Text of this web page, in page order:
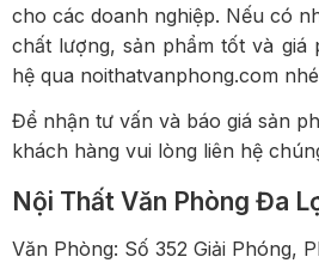
cho các doanh nghiệp. Nếu có
chất lượng, sản phẩm tốt và giá
hệ qua noithatvanphong.com
Để nhận tư vấn và báo giá sản
khách hàng vui lòng liên hệ
Nội Thất Văn Phòng Đa
Văn Phòng: Số 352 Giải Phóng,